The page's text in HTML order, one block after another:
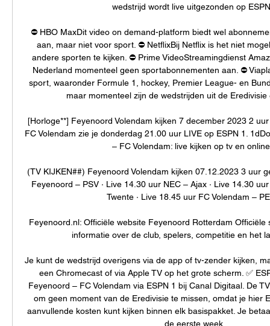
wedstrijd wordt live uitgezonden op
⛔️ HBO MaxDit video on demand-platform biedt wel
aan, maar niet voor sport. ⛔️ NetflixBij Netflix is het niet
andere sporten te kijken. ⛔️ Prime VideoStreamingdienst
Nederland momenteel geen sportabonnementen aan. ⛔️
sport, waaronder Formule 1, hockey, Premier League- en
maar momenteel zijn de wedstrijden uit de
[Horloge**] Feyenoord Volendam kijken 7 december 2023 2
FC Volendam zie je donderdag 21.00 uur LIVE op ESPN 1.
– FC Volendam: live kijken op tv en online
(TV KIJKEN##) Feyenoord Volendam kijken 07.12.2023 3 uur
Feyenoord – PSV · Live 14.30 uur NEC – Ajax · Live 14.30
Twente · Live 18.45 uur FC Volendam –
Feyenoord.nl: Officiële website Feyenoord Rotterdam Officiële
informatie over de club, spelers, competitie en het
Je kunt de wedstrijd overigens via de app of tv-zender kijken,
een Chromecast of via Apple TV op het grote scherm. ✅
Feyenoord – FC Volendam via ESPN 1 bij Canal Digitaal. De
om geen moment van de Eredivisie te missen, omdat je hier
aanvullende kosten kunt kijken binnen elk basispakket. Je
de eerste week.